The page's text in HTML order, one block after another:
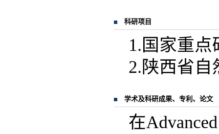
科研项目
1.国家重点
2.陕西省自
学术及科研成果、专利、论文
在